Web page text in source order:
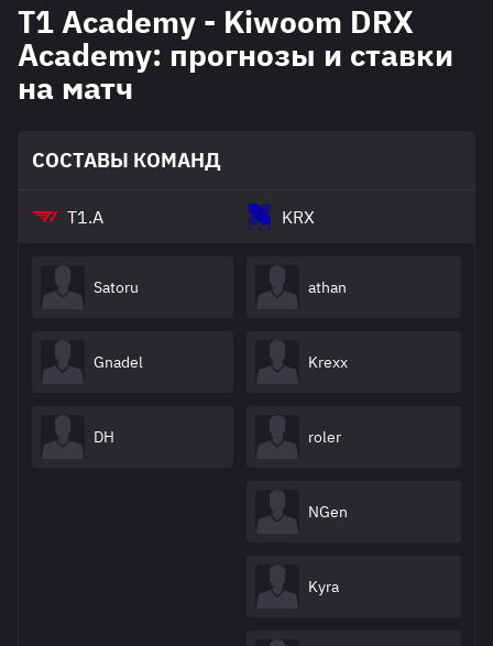
T1 Academy - Kiwoom DRX
Academy: прогнозы и ставки
на матч
СОСТАВЫ КОМАНД
T1.A
Satoru
Gnadel
DH
KRX
athan
Krexx
roler
NGen
Kyra